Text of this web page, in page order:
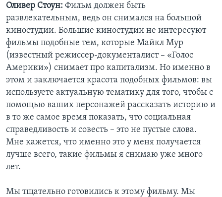
Оливер Стоун: Фильм должен быть
развлекательным, ведь он снимался на большой
киностудии. Большие киностудии не интересуют
фильмы подобные тем, которые Майкл Мур
(известный режиссер-документалист – «Голос
Америки») снимает про капитализм. Но именно в
этом и заключается красота подобных фильмов: вы
используете актуальную тематику для того, чтобы с
помощью ваших персонажей рассказать историю и
в то же самое время показать, что социальная
справедливость и совесть – это не пустые слова.
Мне кажется, что именно это у меня получается
лучше всего, такие фильмы я снимаю уже много
лет.
Мы тщательно готовились к этому фильму. Мы